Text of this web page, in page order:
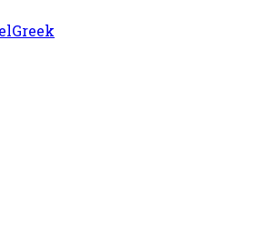
διαχείρισης
Greek